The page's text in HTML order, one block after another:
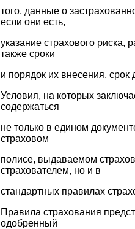
того, данные о
если они есть,
указание страхового риска,
также сроки
и порядок их внесения, срок
Условия, на которых
содержаться
не только в едином
страховом
полисе, выдаваемом
страхователем, но и в
стандартных правилах
Правила страхования
одобренный